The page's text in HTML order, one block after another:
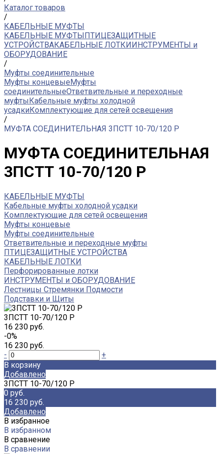
Каталог товаров
/
КАБЕЛЬНЫЕ МУФТЫ
КАБЕЛЬНЫЕ МУФТЫПТИЦЕЗАЩИТНЫЕ
УСТРОЙСТВАКАБЕЛЬНЫЕ ЛОТКИИНСТРУМЕНТЫ и
ОБОРУДОВАНИЕ
/
Муфты соединительные
Муфты концевыеМуфты
соединительныеОтветвительные и переходные
муфтыКабельные муфты холодной
усадкиКомплектующие для сетей освещения
/
МУФТА СОЕДИНИТЕЛЬНАЯ 3ПСТТ 10-70/120 Р
МУФТА СОЕДИНИТЕЛЬНАЯ
3ПСТТ 10-70/120 Р
КАБЕЛЬНЫЕ МУФТЫ
Кабельные муфты холодной усадки
Комплектующие для сетей освещения
Муфты концевые
Муфты соединительные
Ответвительные и переходные муфты
ПТИЦЕЗАЩИТНЫЕ УСТРОЙСТВА
КАБЕЛЬНЫЕ ЛОТКИ
Перфорированные лотки
ИНСТРУМЕНТЫ и ОБОРУДОВАНИЕ
Лестницы Стремянки Подмости
Подставки и Щиты
3ПСТТ 10-70/120 Р
16 230 руб.
-0%
16 230 руб.
-
+
В корзину
Добавлено
3ПСТТ 10-70/120 Р
0 руб.
16 230 руб.
Добавлено
В избранное
В избранном
В сравнение
В сравнении